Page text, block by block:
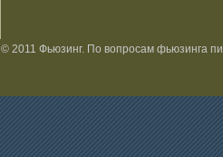
© 2011 Фьюзинг. По вопросам фьюзинга